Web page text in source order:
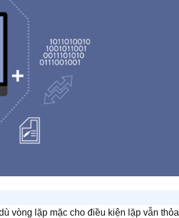
vòng lặp mặc cho điều kiện lặp vẫn thỏa